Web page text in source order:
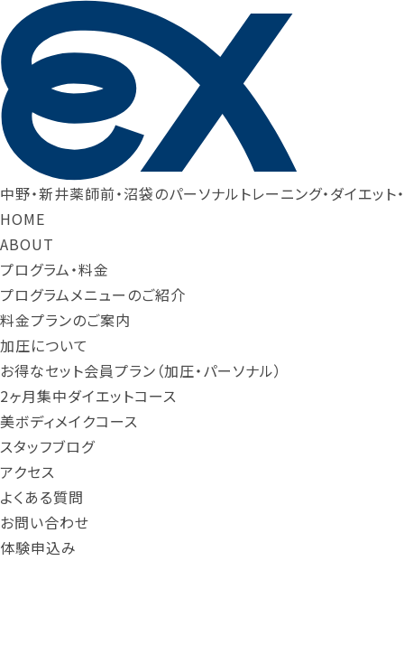
中野・新井薬師前・沼袋のパーソナルトレーニング・ダイエット
HOME
ABOUT
プログラム・料金
プログラムメニューのご紹介
料金プランのご案内
加圧について
お得なセット会員プラン（加圧・パーソナル）
2ヶ月集中ダイエットコース
美ボディメイクコース
スタッフブログ
アクセス
よくある質問
お問い合わせ
体験申込み